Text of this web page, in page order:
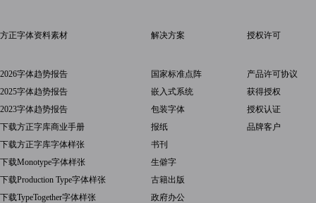
方正字体资料素材
2026字体趋势报告
2025字体趋势报告
2023字体趋势报告
下载方正字库商业手册
下载方正字库字体样张
下载Monotype字体样张
下载Production Type字体样张
下载TypeTogether字体样张
解决方案
国家标准点阵
嵌入式系统
包装字体
报纸
书刊
生僻字
古籍出版
政府办公
授权许可
产品许可协议
获得授权
授权认证
品牌客户